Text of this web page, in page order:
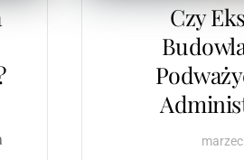
Czy
marzec